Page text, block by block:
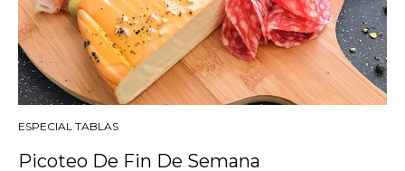
ESPECIAL TABLAS
Picoteo De Fin De Semana